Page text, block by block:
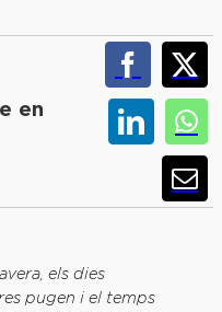
en
els dies
pugen i el temps